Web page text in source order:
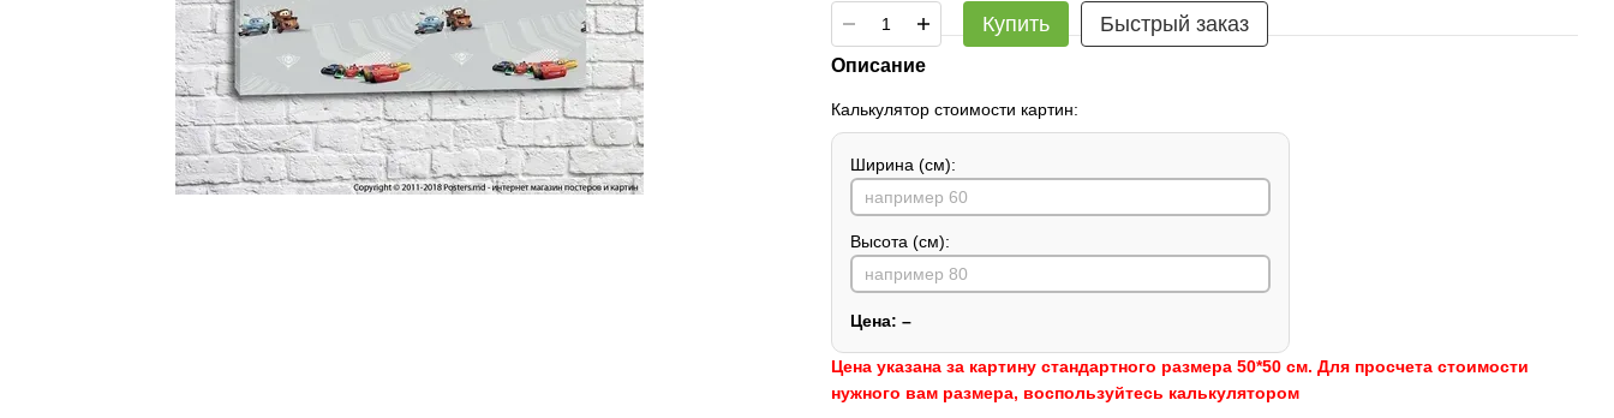
Купить Быстрый заказ
Описание
Калькулятор стоимости картин:
Ширина (см):
Высота (см):
Цена: –
Цена указана за картину стандартного размера 50*50 см. Для просчета стоимости
нужного вам размера, воспользуйтесь калькулятором